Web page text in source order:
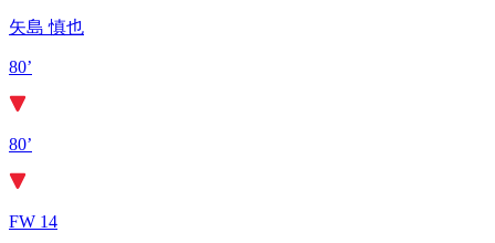
矢島 慎也
80’
80’
FW 14